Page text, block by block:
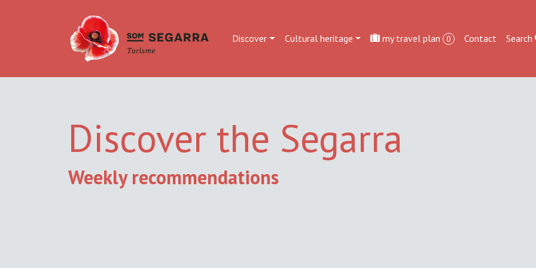
Discover Cultural heritage my travel plan 0 Contact Search
Discover the Segarra
Weekly recommendations